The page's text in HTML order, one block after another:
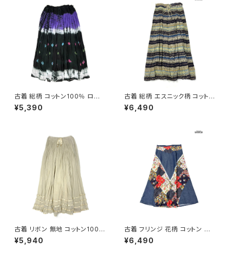
古着 総柄 コットン100％ ロン
グ丈 スカート 黒 紫 (ba26070
20)
¥5,390
古着 総柄 エスニック柄 コットン
100％ ロング丈 スカート ダー
クグリーン (btu2604019)
¥6,490
古着 リボン 無地 コットン100％
ロング丈 スカート ベージュ (ba
2607019)
¥5,940
古着 フリンジ 花柄 コットン ロ
ング丈 スカート 紺 (btu26030
13)
¥6,490